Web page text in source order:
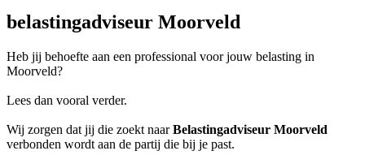
belastingadviseur Moorveld
Heb jij behoefte aan een professional voor jouw belasting in
Moorveld?
Lees dan vooral verder.
Wij zorgen dat jij die zoekt naarBelastingadviseur Moorveld
verbonden wordt aan de partij die bij je past.